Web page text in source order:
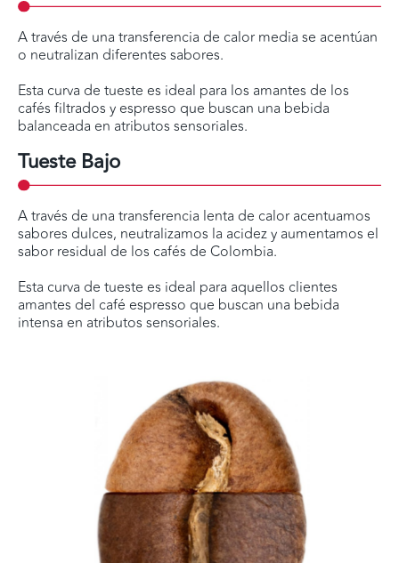
A través de una transferencia de calor media se acentúan
o neutralizan diferentes sabores.
Esta curva de tueste es ideal para los amantes de los
cafés filtrados y espresso que buscan una bebida
balanceada en atributos sensoriales.
Tueste Bajo
A través de una transferencia lenta de calor acentuamos
sabores dulces, neutralizamos la acidez y aumentamos el
sabor residual de los cafés de Colombia.
Esta curva de tueste es ideal para aquellos clientes
amantes del café espresso que buscan una bebida
intensa en atributos sensoriales.